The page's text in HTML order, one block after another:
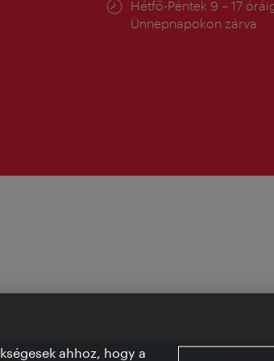
Nyitva
tartás:
Hétfő-Péntek 9 – 17
Ünnepnapokon zárva
ahhoz, hogy a